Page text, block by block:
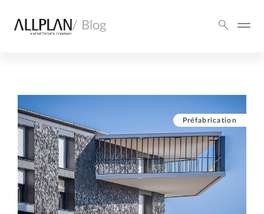
/ Blog
Préfabrication